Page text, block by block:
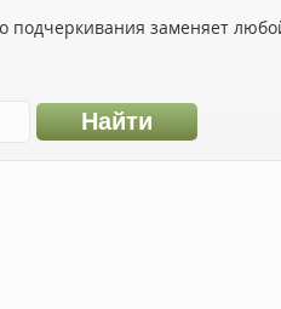
подчеркивания заменяет